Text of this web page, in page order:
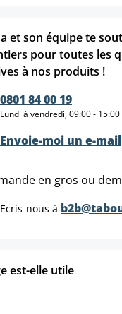
et son équipe te
pour toutes les
à nos produits !
0801 84 00 19
Lundi à vendredi, 09:00 -
Envoie-moi un e-mail
en gros ou
Ecris-nous à
est-elle utile